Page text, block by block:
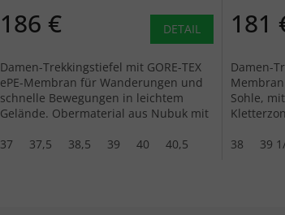
186 € DETAIL
Damen-Trekkingstiefel mit GORE-TEX
ePE-Membran für Wanderungen und
schnelle Bewegungen in leichtem
Gelände. Obermaterial aus Nubuk mit
und...
37 37,5 38,5 39 40 40,5
181
Damen-
Sohle,
38
39